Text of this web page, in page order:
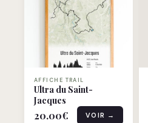
AFFICHE TRAIL
Ultra du Saint-
Jacques
20.00€ VOIR →